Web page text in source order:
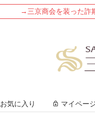
→三京商会を装った詐
お気に入り マイペー